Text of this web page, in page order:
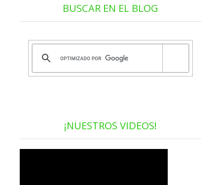
BUSCAR EN EL BLOG
¡NUESTROS VIDEOS!